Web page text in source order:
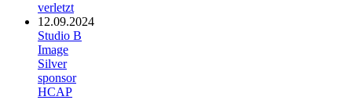
verletzt
12.09.2024
Studio B
Image
Silver
sponsor
HCAP